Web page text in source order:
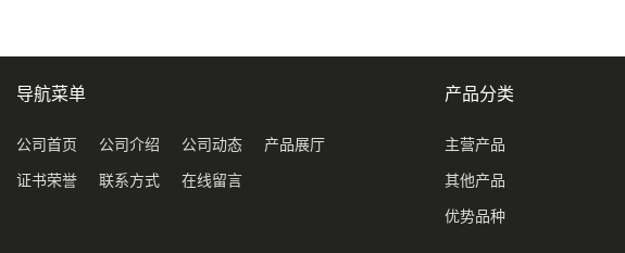
导航菜单
公司首页 公司介绍 公司动态 产品展厅
证书荣誉 联系方式 在线留言
产品分类
主营产品
其他产品
优势品种